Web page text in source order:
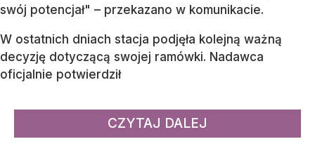
swój potencjał" – przekazano w komunikacie.
W ostatnich dniach stacja podjęła kolejną ważną
decyzję dotyczącą swojej ramówki. Nadawca
oficjalnie potwierdził
CZYTAJ DALEJ